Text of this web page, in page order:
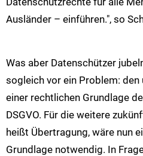
Ausländer – einführen.", so
Was aber Datenschützer
sogleich vor ein Problem:
einer rechtlichen Grundlage
DSGVO. Für die weitere
heißt Übertragung, wäre nun
Grundlage notwendig. In